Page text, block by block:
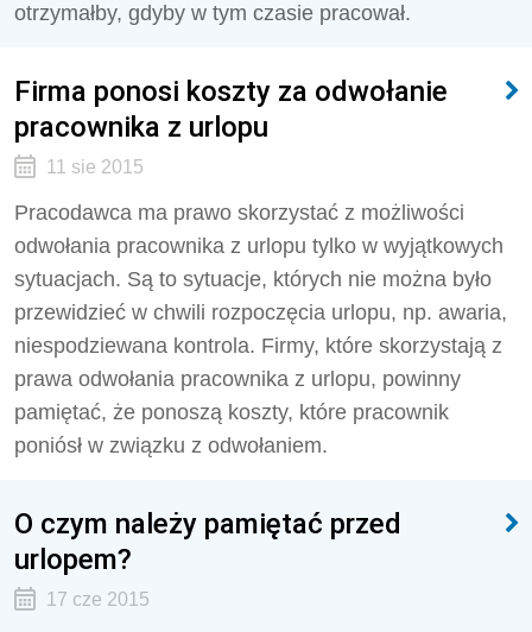
otrzymałby, gdyby w tym czasie pracował.
Firma ponosi koszty za odwołanie
pracownika z urlopu
11 sie 2015
Pracodawca ma prawo skorzystać z możliwości
odwołania pracownika z urlopu tylko w wyjątkowych
sytuacjach. Są to sytuacje, których nie można było
przewidzieć w chwili rozpoczęcia urlopu, np. awaria,
niespodziewana kontrola. Firmy, które skorzystają z
prawa odwołania pracownika z urlopu, powinny
pamiętać, że ponoszą koszty, które pracownik
poniósł w związku z odwołaniem.
O czym należy pamiętać przed
urlopem?
17 cze 2015